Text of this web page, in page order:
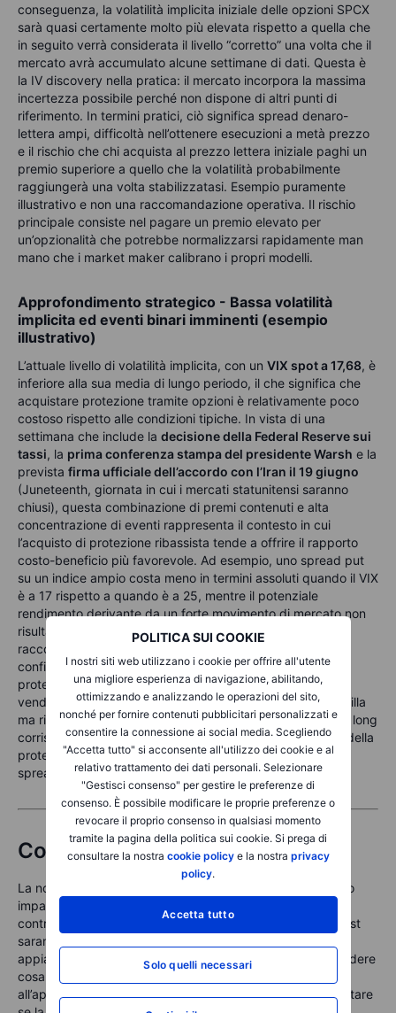
POLITICA SUI COOKIE
I nostri siti web utilizzano i cookie per offrire all'utente
una migliore esperienza di navigazione, abilitando,
ottimizzando e analizzando le operazioni del sito,
nonché per fornire contenuti pubblicitari personalizzati e
consentire la connessione ai social media. Scegliendo
"Accetta tutto" si acconsente all'utilizzo dei cookie e al
relativo trattamento dei dati personali. Selezionare
"Gestisci consenso" per gestire le preferenze di
consenso. È possibile modificare le proprie preferenze o
revocare il proprio consenso in qualsiasi momento
tramite la pagina della politica sui cookie. Si prega di
consultare la nostra cookie policye la nostra privacy
policy.
Accetta tutto
Solo quelli necessari
conseguenza, la volatilità implicita iniziale delle opzioni SPCX
sarà quasi certamente molto più elevata rispetto a quella che
in seguito verrà considerata il livello “corretto” una volta che il
mercato avrà accumulato alcune settimane di dati. Questa è
la IV discovery nella pratica: il mercato incorpora la massima
incertezza possibile perché non dispone di altri punti di
riferimento. In termini pratici, ciò significa spread denaro-
lettera ampi, difficoltà nell’ottenere esecuzioni a metà prezzo
e il rischio che chi acquista al prezzo lettera iniziale paghi un
premio superiore a quello che la volatilità probabilmente
raggiungerà una volta stabilizzatasi. Esempio puramente
illustrativo e non una raccomandazione operativa. Il rischio
principale consiste nel pagare un premio elevato per
un’opzionalità che potrebbe normalizzarsi rapidamente man
mano che i market maker calibrano i propri modelli.
Approfondimento strategico - Bassa volatilità
implicita ed eventi binari imminenti (esempio
illustrativo)
L’attuale livello di volatilità implicita, con un VIX spot a 17,68, è
inferiore alla sua media di lungo periodo, il che significa che
acquistare protezione tramite opzioni è relativamente poco
costoso rispetto alle condizioni tipiche. In vista di una
settimana che include la decisione della Federal Reserve sui
tassi, la prima conferenza stampa del presidente Warsh e la
prevista firma ufficiale dell’accordo con l’Iran il 19 giugno
(Juneteenth, giornata in cui i mercati statunitensi saranno
chiusi), questa combinazione di premi contenuti e alta
concentrazione di eventi rappresenta il contesto in cui
l’acquisto di protezione ribassista tende a offrire il rapporto
costo-beneficio più favorevole. Ad esempio, uno spread put
su un indice ampio costa meno in termini assoluti quando il VIX
è a 17 rispetto a quando è a 25, mentre il potenziale
rendimento derivante da un forte movimento di mercato non
risulta inferiore. Esempio puramente illustrativo e non una
raccomandazione operativa. A nostro avviso, l’attuale
configurazione appare più favorevole all’acquisto di
protezione ribassista prima di questi catalizzatori che alla
vendita di premi in una settimana apparentemente tranquilla
ma ricca di eventi. La perdita massima su uno spread put long
corrisponde al premio netto pagato, ossia al costo totale della
protezione nel caso in cui i mercati continuino a salire e lo
spread scada senza essere esercitato.
Conclusioni
La notizia relativa all’
ha già avuto il suo
impatto sui mercati energetici e sugli asset rischiosi nelle
contrattazioni notturne. Da questo momento in avanti, i test
saranno più sfumati: verificare se il
appiattirà prima o dopo la
decisione del FOMC
, comprendere
cosa indicherà il
debutto delle opzioni su SPCX
all’appetito per il rischio nei titoli ad alto momentum e valutare